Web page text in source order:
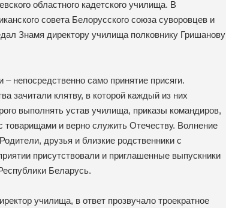
областного кадетского училища. В
совета Белорусского союза суворовцев и
Знамя директору училища полковнику Гришанову
непосредственно само принятие присяги.
зачитали клятву, в которой каждый из них
выполнять устав училища, приказы командиров,
и верно служить Отечеству. Волнение
друзья и близкие родственники с
присутствовали и приглашенные выпускники
Беларусь.
училища, в ответ прозвучало троекратное